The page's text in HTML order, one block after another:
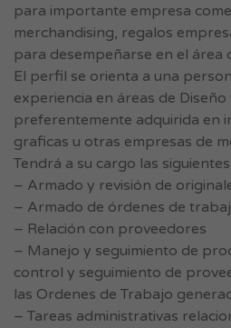
para importante empresa
merchandising, regalos
para desempeñarse en el área
El perfil se orienta a una
experiencia en áreas de
preferentemente adquirida en
graficas u otras empresas de
Tendrá a su cargo las
– Armado y revisión de
– Armado de órdenes de
– Relación con proveedores
– Manejo y seguimiento de
control y seguimiento de
las Ordenes de Trabajo
– Tareas administrativas